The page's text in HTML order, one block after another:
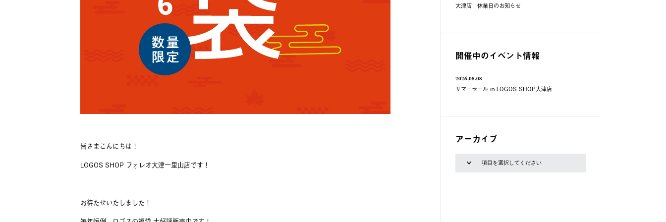
皆さまこんにちは！
LOGOS SHOP フォレオ大津一里山店です！
お待たせいたしました！
大津店 休業日のお知らせ
開催中のイベント情報
2026.08.08
サマーセール in LOGOS SHOP大津店
アーカイブ